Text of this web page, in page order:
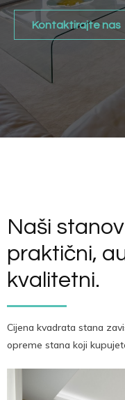
Kontaktirajte nas
Naši
praktični,
kvalitetni.
Cijena kvadrata stana
opreme stana koji